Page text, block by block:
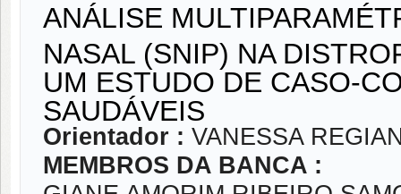
ANÁLISE
NASAL (SNIP) NA
UM ESTUDO DE CASO-
SAUDÁVEIS
Orientador : VANESSA
MEMBROS DA BANCA :